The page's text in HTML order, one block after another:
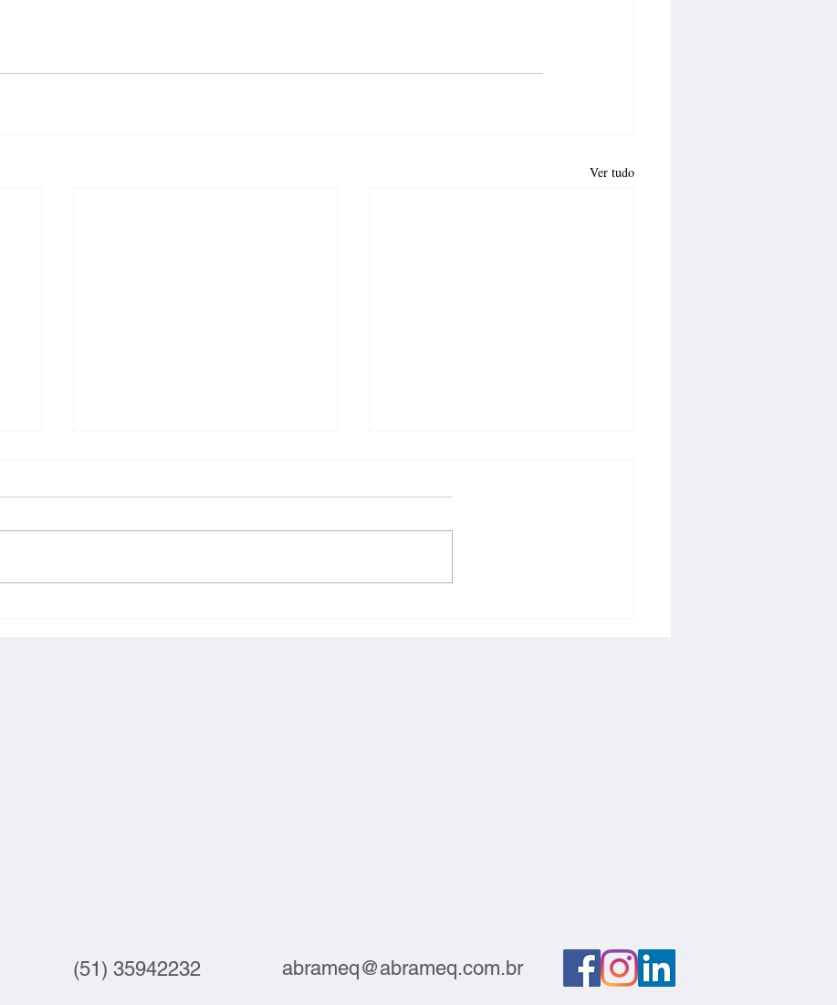
Ver tudo
(51) 35942232 abrameq@abrameq.com.br